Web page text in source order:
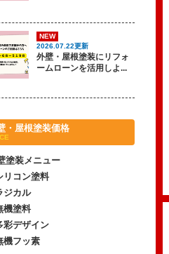
NEW
2026.07.22更新
外壁・屋根塗装にリフォ
ームローンを活用しよ...
・屋根塗装価格
塗装メニュー
リコン塗料
ジカル
機塗料
彩デザイン
機フッ素